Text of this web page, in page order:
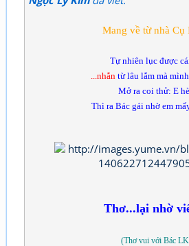
Mang về từ nhà Cụ
Tự nhiên lục được
...nhắntừ lâu lắm mà
Mở ra coi thử: E
Thì ra Bác gái nhờ em
Thơ...lại nhờ
(Thơ vui với Bác